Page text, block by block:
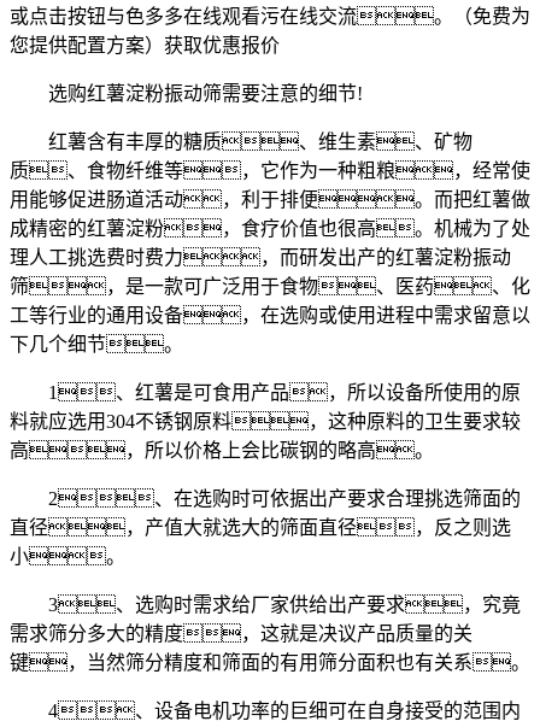
或点击按钮与色多多在线观看污在线交流。（免费为
您提供配置方案） 获取优惠报价
选购红薯淀粉振动筛需要注意的细节!
红薯含有丰厚的糖质、维生素、矿物
质、食物纤维等，它作为一种粗粮，经常使
用能够促进肠道活动，利于排便。而把红薯做
成精密的红薯淀粉，食疗价值也很高。机械为了处
理人工挑选费时费力，而研发出产的红薯淀粉振动
筛，是一款可广泛用于食物、医药、化
工等行业的通用设备，在选购或使用进程中需求留意以
下几个细节。
1、红薯是可食用产品，所以设备所使用的原
料就应选用304不锈钢原料，这种原料的卫生要求较
高，所以价格上会比碳钢的略高。
2、在选购时可依据出产要求合理挑选筛面的
直径，产值大就选大的筛面直径，反之则选
小。
3、选购时需求给厂家供给出产要求，究竟
需求筛分多大的精度，这就是决议产品质量的关
键，当然筛分精度和筛面的有用筛分面积也有关系。
4、设备电机功率的巨细可在自身接受的范围内